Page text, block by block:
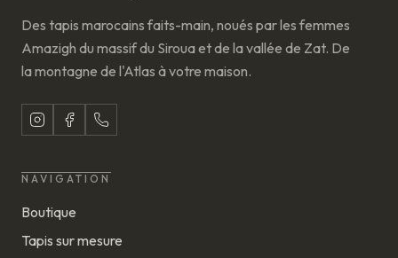
Des tapis marocains faits-main, noués par les femmes
Amazigh du massif du Siroua et de la vallée de Zat. De
la montagne de l'Atlas à votre maison.
NAVIGATION
Boutique
Tapis sur mesure